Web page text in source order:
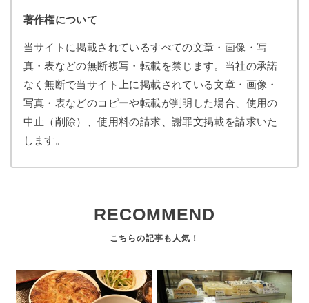
著作権について
当サイトに掲載されているすべての文章・画像・写
真・表などの無断複写・転載を禁じます。当社の承諾
なく無断で当サイト上に掲載されている文章・画像・
写真・表などのコピーや転載が判明した場合、使用の
中止（削除）、使用料の請求、謝罪文掲載を請求いた
します。
RECOMMEND